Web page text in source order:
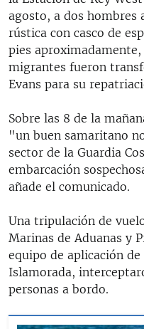
agosto, a dos hombres
rústica con casco de
pies
migrantes fueron
Evans para su
Sobre las 8 de la
"un buen samaritano
sector de la Guardia
embarcación
añade el comunicado.
Una tripulación de
Marinas de Aduanas y
equipo de aplicación
Islamorada,
personas a bordo.